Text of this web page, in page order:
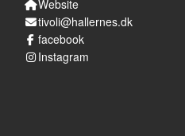
Website
tivoli@hallernes.dk
facebook
Instagram